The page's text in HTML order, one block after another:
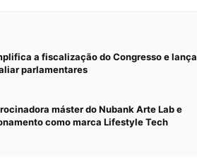
a fiscalização do Congresso e lança
parlamentares
máster do Nubank Arte Lab e
como marca Lifestyle Tech